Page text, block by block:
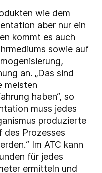
wie dem
aber nur ein
kommt es auch
sowie auf
an. „Das sind
meisten
haben“, so
muss jedes
produzierte
des Prozesses
Im ATC kann
für jedes
ermitteln und